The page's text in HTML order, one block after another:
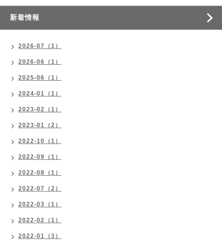
新着情報
2026-07（1）
2026-06（1）
2025-06（1）
2024-01（1）
2023-02（1）
2023-01（2）
2022-10（1）
2022-09（1）
2022-08（1）
2022-07（2）
2022-03（1）
2022-02（1）
2022-01（3）